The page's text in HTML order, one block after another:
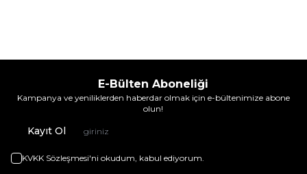
E-Bülten Aboneliği
Kampanya ve yeniliklerden haberdar olmak için e-bültenimize abone
olun!
Kayıt Ol
KVKK Sözleşmesi'ni okudum, kabul ediyorum.